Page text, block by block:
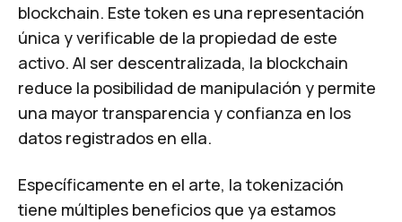
blockchain. Este token es una representación
única y verificable de la propiedad de este
activo. Al ser descentralizada, la blockchain
reduce la posibilidad de manipulación y permite
una mayor transparencia y confianza en los
datos registrados en ella.
Específicamente en el arte, la tokenización
tiene múltiples beneficios que ya estamos